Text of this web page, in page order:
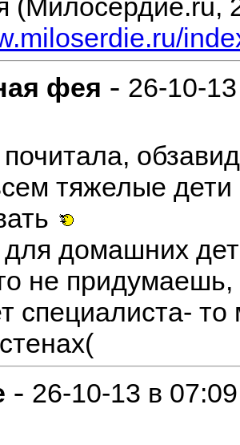
(Милосердие.ru,
фея - 26-10-
тяжелые
домашних
не
специалиста-
- 26-10-13 в 07:09